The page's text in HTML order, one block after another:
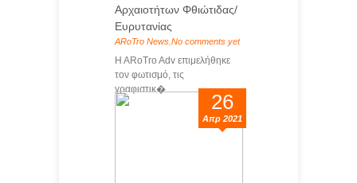
Αρχαιοτήτων Φθιώτιδας/
Ευρυτανίας
ARoTro News No comments yet
H ARoTro Adv επιμελήθηκε
τον φωτισμό, τις
γραφιστικ�...
26
Απρ 2021